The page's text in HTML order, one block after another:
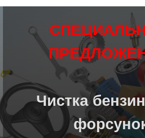
Чистка